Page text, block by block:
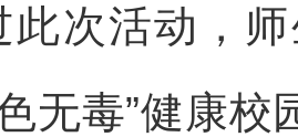
此次活动，
无毒”健康